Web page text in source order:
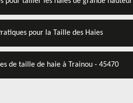
pour la Taille des Haies
de taille de haie à Trainou - 45470